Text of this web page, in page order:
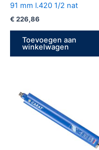
91 mm l.420 1/2 nat
€ 226,86
Toevoegen aan
winkelwagen